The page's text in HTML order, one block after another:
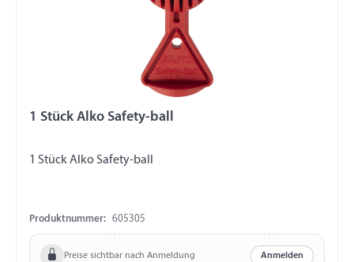
1 Stück Alko Safety-ball
1 Stück Alko Safety-ball
Produktnummer: 605305
Preise sichtbar nach Anmeldung Anmelden